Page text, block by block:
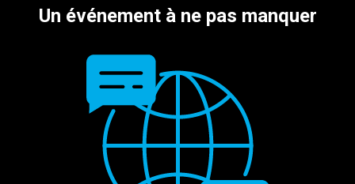
Un événement à ne pas manquer